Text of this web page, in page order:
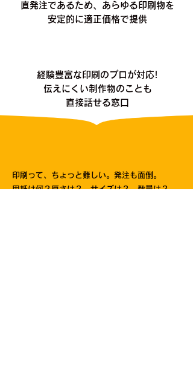
直発注であるため、あらゆる印刷物を
安定的に適正価格で提供
経験豊富な印刷のプロが対応!
伝えにくい制作物のことも
直接話せる窓口
印刷って、ちょっと難しい。発注も面倒。
用紙は何？厚さは？ サイズは？ 数量は？